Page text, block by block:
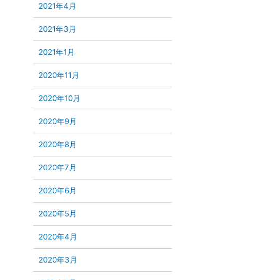
2021年4月
2021年3月
2021年1月
2020年11月
2020年10月
2020年9月
2020年8月
2020年7月
2020年6月
2020年5月
2020年4月
2020年3月